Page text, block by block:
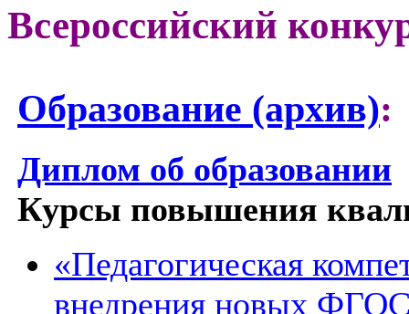
Всероссийский
Образование (архив):
Диплом об образовании
Курсы повышения
«Педагогическая
внедрения новых